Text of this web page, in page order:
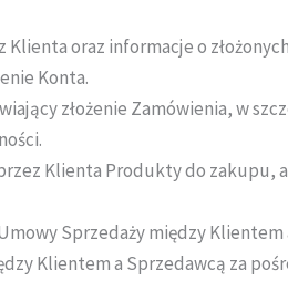
oraz informacje o
Konta.
złożenie Zamówienia, w
Klienta Produkty do zakupu,
Sprzedaży między Klientem
Klientem a Sprzedawcą za